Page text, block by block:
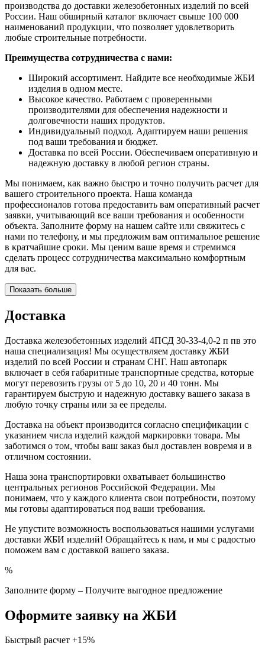
производства до доставки железобетонных изделий по всей
России. Наш обширный каталог включает свыше 100 000
наименований продукции, что позволяет удовлетворить
любые строительные потребности.
Преимущества сотрудничества с нами:
Широкий ассортимент. Найдите все необходимые ЖБИ
изделия в одном месте.
Высокое качество. Работаем с проверенными
производителями для обеспечения надежности и
долговечности наших продуктов.
Индивидуальный подход. Адаптируем наши решения
под ваши требования и бюджет.
Доставка по всей России. Обеспечиваем оперативную и
надежную доставку в любой регион страны.
Мы понимаем, как важно быстро и точно получить расчет для
вашего строительного проекта. Наша команда
профессионалов готова предоставить вам оперативный расчет
заявки, учитывающий все ваши требования и особенности
объекта. Заполните форму на нашем сайте или свяжитесь с
нами по телефону, и мы предложим вам оптимальное решение
в кратчайшие сроки. Мы ценим ваше время и стремимся
сделать процесс сотрудничества максимально комфортным
для вас.
Показать больше
Доставка
Доставка железобетонных изделий 4ПСД 30-33-4,0-2 п пв это
наша специализация! Мы осуществляем доставку ЖБИ
изделий по всей России и странам СНГ. Наш автопарк
включает в себя габаритные транспортные средства, которые
могут перевозить грузы от 5 до 10, 20 и 40 тонн. Мы
гарантируем быструю и надежную доставку вашего заказа в
любую точку страны или за ее пределы.
Доставка на объект производится согласно спецификации с
указанием числа изделий каждой маркировки товара. Мы
заботимся о том, чтобы ваш заказ был доставлен вовремя и в
отличном состоянии.
Наша зона транспортировки охватывает большинство
центральных регионов Российской Федерации. Мы
понимаем, что у каждого клиента свои потребности, поэтому
мы готовы адаптироваться под ваши требования.
Не упустите возможность воспользоваться нашими услугами
доставки ЖБИ изделий! Обращайтесь к нам, и мы с радостью
поможем вам с доставкой вашего заказа.
%
Заполните форму – Получите выгодное предложение
Оформите заявку на ЖБИ
Быстрый расчет +15%